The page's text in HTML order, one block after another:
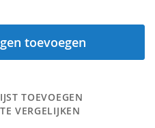
toevoegen
TOEVOEGEN
VERGELIJKEN